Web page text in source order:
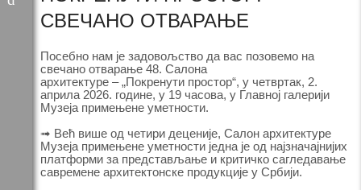
СВЕЧАНО ОТВАРАЊЕ
Посебно нам је задовољство да вас позовемо на
свечано отварање 48. Салона
архитектуре – „Покренути простор“, у четвртак, 2.
априла 2026. године, у 19 часова, у Главној галерији
Музеја примењене уметности.
➟ Већ више од четири деценије, Салон архитектуре
Музеја примењене уметности једна је од најзначајнијих
платформи за представљање и критичко сагледавање
савремене архитектонске продукције у Србији.